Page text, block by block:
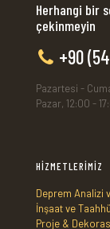
Herhangi bir
çekinmeyin
+90
Pazartesi -
Pazar, 12:00 -
HİZMETLERİMİZ
Deprem Analizi
İnşaat ve
Proje &